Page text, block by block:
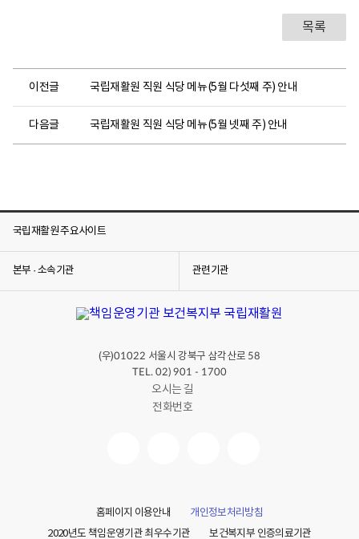
목록
이전글 국립재활원 직원 식당 메뉴(5월 다섯째 주) 안내
다음글 국립재활원 직원 식당 메뉴(5월 넷째 주) 안내
국립재활원 주요사이트
본부 · 소속기관 관련기관
(우)01022 서울시 강북구 삼각산로 58
TEL. 02) 901 - 1700
오시는 길
전화번호
홈페이지 이용안내
개인정보처리방침
2020년도 책임운영기관 최우수기관
보건복지부 인증의료기관